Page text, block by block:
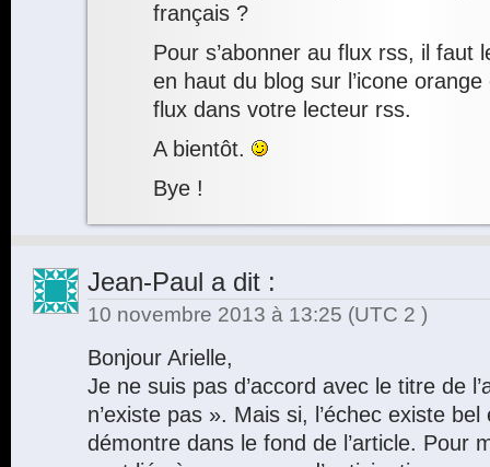
français ?
Pour s’abonner au flux rss, il faut
en haut du blog sur l’icone
flux dans votre lecteur rss.
A bientôt.
Bye !
Jean-Paul a dit :
10 novembre 2013 à 13:25 (UTC 2 )
Bonjour Arielle,
Je ne suis pas d’accord avec le titre de
n’existe pas ». Mais si, l’échec existe
démontre dans le fond de l’article. Pour